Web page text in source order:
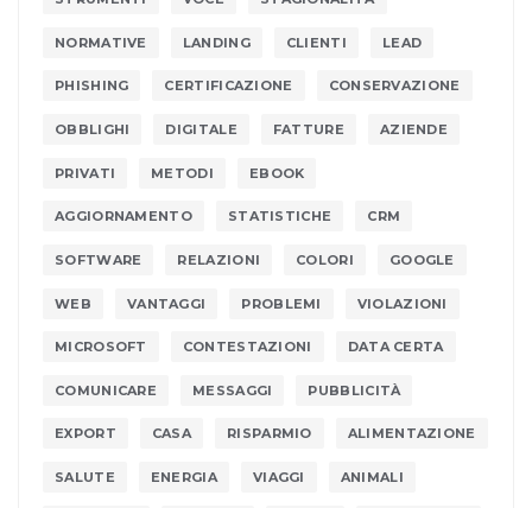
NORMATIVE LANDING CLIENTI LEAD
PHISHING CERTIFICAZIONE CONSERVAZIONE
OBBLIGHI DIGITALE FATTURE AZIENDE
PRIVATI METODI EBOOK
AGGIORNAMENTO STATISTICHE CRM
SOFTWARE RELAZIONI COLORI GOOGLE
WEB VANTAGGI PROBLEMI VIOLAZIONI
MICROSOFT CONTESTAZIONI DATA CERTA
COMUNICARE MESSAGGI PUBBLICITÀ
EXPORT CASA RISPARMIO ALIMENTAZIONE
SALUTE ENERGIA VIAGGI ANIMALI